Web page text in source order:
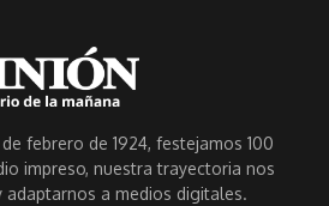
febrero de 1924, festejamos 100
impreso, nuestra trayectoria nos
adaptarnos a medios digitales.